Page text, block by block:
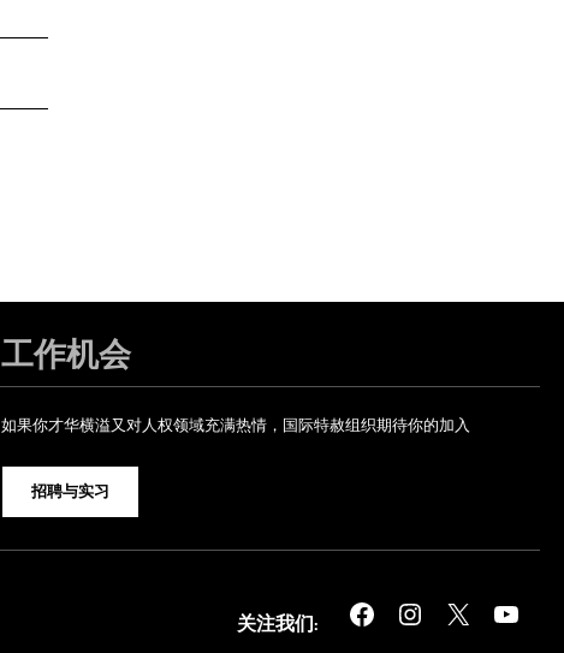
工作机会
如果你才华横溢又对人权领域充满热情，国际特赦组织期待你的加入
招聘与实习
关注我们: Facebook Instagram X YouTube